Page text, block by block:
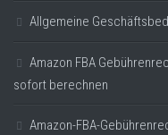
Allgemeine
Amazon FBA
sofort berechnen
Amazon-FBA-